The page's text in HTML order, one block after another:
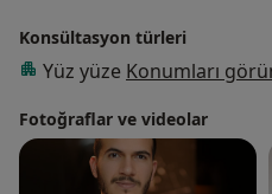
Kendi özel muayenesinde
Modern tıp metotları ile
Konsültasyon türleri
Yüz yüze Konumları
Fotoğraflar ve videolar